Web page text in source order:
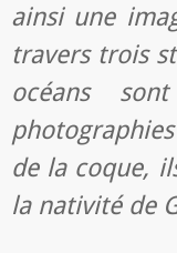
ainsi une
travers trois
océans
de la coque,
la nativité de